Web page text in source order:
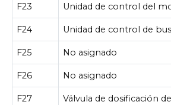
F23 Unidad de control del
F24 Unidad de control de
F25 No asignado
F26 No asignado
F27 Válvula de dosificación